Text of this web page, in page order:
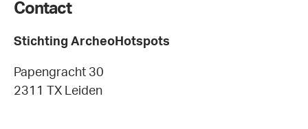
Contact
Stichting ArcheoHotspots
Papengracht 30
2311 TX Leiden